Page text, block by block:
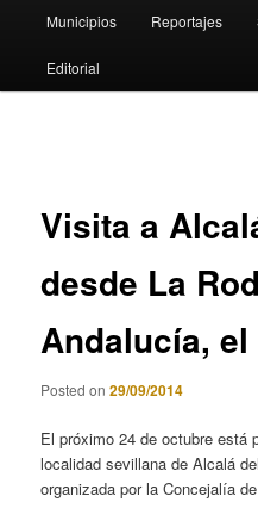
Municipios Reportajes
Editorial
Visita a
desde La
Andalucía, el
Posted on29/09/2014
El próximo 24 de octubre está
localidad sevillana de Alcalá
organizada por la Concejalía